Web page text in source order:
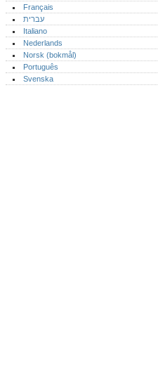
Français
עברית
Italiano
Nederlands
Norsk (bokmål)‎
Português‎
Svenska